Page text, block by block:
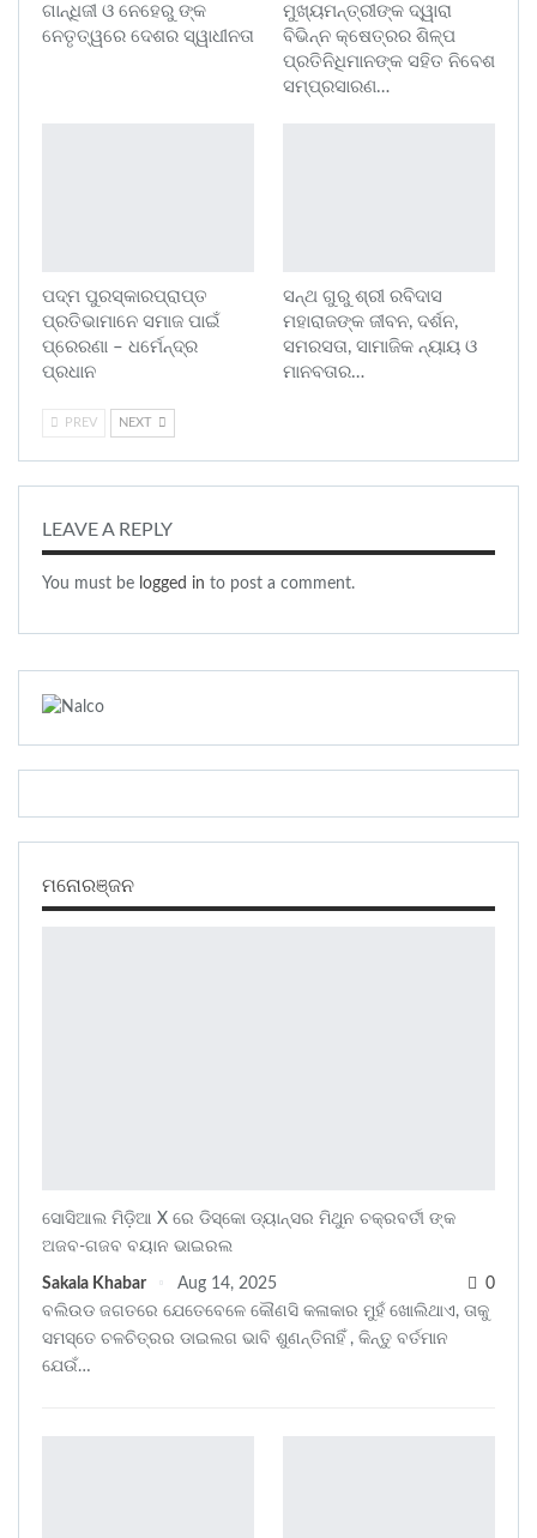
ଗାନ୍ଧିଜୀ ଓ ନେହେରୁ ଙ୍କ
ନେତୃତ୍ୱରେ ଦେଶର ସ୍ୱାଧୀନତା
ମୁଖ୍ୟମନ୍ତ୍ରୀଙ୍କ ଦ୍ୱାରା
ବିଭିନ୍ନ କ୍ଷେତ୍ରର ଶିଳ୍ପ
ପ୍ରତିନିଧିମାନଙ୍କ ସହିତ ନିବେଶ
ସମ୍ପ୍ରସାରଣ…
ପଦ୍ମ ପୁରସ୍କାରପ୍ରାପ୍ତ
ପ୍ରତିଭାମାନେ ସମାଜ ପାଇଁ
ପ୍ରେରଣା – ଧର୍ମେନ୍ଦ୍ର
ପ୍ରଧାନ
ସନ୍ଥ ଗୁରୁ ଶ୍ରୀ ରବିଦାସ
ମହାରାଜଙ୍କ ଜୀବନ, ଦର୍ଶନ,
ସମରସତା, ସାମାଜିକ ନ୍ୟାୟ ଓ
ମାନବତାର…
PREV NEXT
LEAVE A REPLY
You must be logged in to post a comment.
ମନୋରଞ୍ଜନ
ସୋସିଆଲ ମିଡ଼ିଆ X ରେ ଡିସ୍କୋ ଡ୍ୟାନ୍ସର ମିଥୁନ ଚକ୍ରବର୍ତୀ ଙ୍କ
ଅଜବ-ଗଜବ ବୟାନ ଭାଇରଲ
Sakala Khabar Aug 14, 2025
0
ବଲିଉଡ ଜଗତରେ ଯେତେବେଳେ କୌଣସି କଳାକାର ମୁହଁ ଖୋଲିଥାଏ, ତାକୁ
ସମସ୍ତେ ଚଳଚିତ୍ରର ଡାଇଲଗ ଭାବି ଶୁଣନ୍ତିନାହିଁ , କିନ୍ତୁ ବର୍ତମାନ
ଯେଉଁ…